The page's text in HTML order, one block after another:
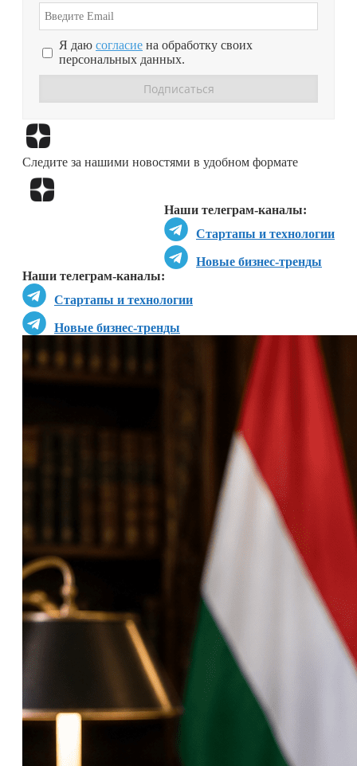
Я даю согласие на обработку своих
персональных данных.
Следите за нашими новостями в удобном формате
Наши телеграм-каналы:
Стартапы и технологии
Новые бизнес-тренды
Наши телеграм-каналы:
Стартапы и технологии
Новые бизнес-тренды